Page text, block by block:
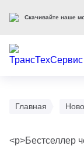
Главная
<p>Бестселлер
Скачивайте наше